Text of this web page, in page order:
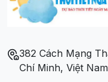
382 Cách Mạng
Chí Minh, Việt Nam